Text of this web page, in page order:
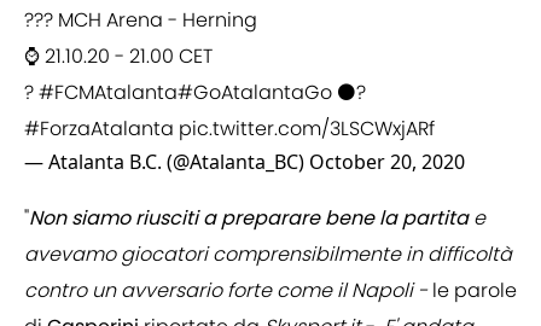
?️?? MCH Arena - Herning
⌚️ 21.10.20 - 21.00 CET
?#FCMAtalanta#GoAtalantaGo ⚫️?
#ForzaAtalanta pic.twitter.com/3LSCWxjARf
— Atalanta B.C. (@Atalanta_BC) October 20, 2020
"Non siamo riusciti a preparare bene la partitae
avevamo giocatori comprensibilmente in difficoltà
contro un avversario forte come il Napoli -le parole